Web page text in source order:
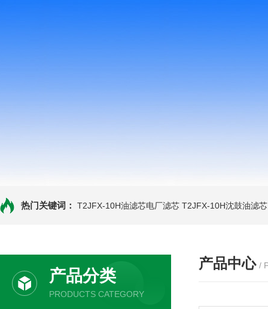
热门关键词： T2JFX-10H油滤芯电厂滤芯 T2JFX-10H沈鼓油滤芯
产品分类
PRODUCTS CATEGORY
产品中心 /